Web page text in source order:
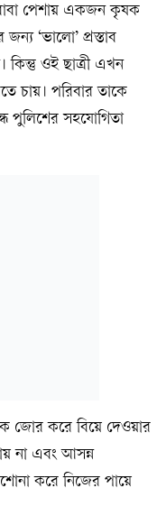
বাবা পেশায় একজন কৃষক
‘ভালো’ প্রস্তাব
কিন্তু ওই ছাত্রী এখন
চায়। পরিবার তাকে
পুলিশের সহযোগিতা
জোর করে বিয়ে দেওয়ার
না এবং আসন্ন
করে নিজের পায়ে